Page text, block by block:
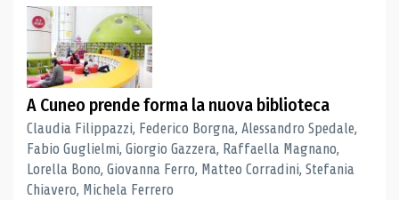
A Cuneo prende forma la nuova biblioteca
Claudia Filippazzi, Federico Borgna, Alessandro Spedale,
Fabio Guglielmi, Giorgio Gazzera, Raffaella Magnano,
Lorella Bono, Giovanna Ferro, Matteo Corradini, Stefania
Chiavero, Michela Ferrero